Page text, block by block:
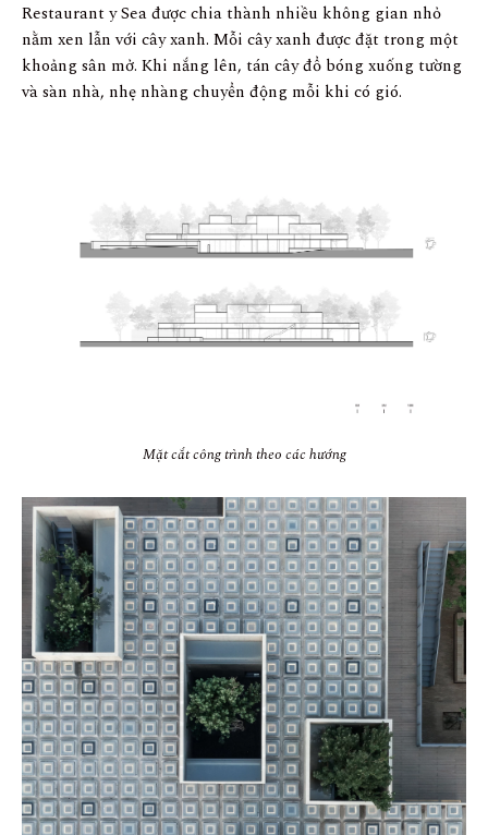
Restaurant y Sea được chia thành nhiều không gian nhỏ
nằm xen lẫn với cây xanh. Mỗi cây xanh được đặt trong một
khoảng sân mở. Khi nắng lên, tán cây đổ bóng xuống tường
và sàn nhà, nhẹ nhàng chuyển động mỗi khi có gió.
Mặt cắt công trình theo các hướng